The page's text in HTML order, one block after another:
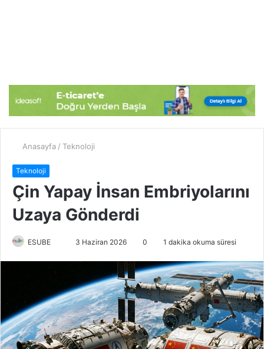
Anasayfa / Teknoloji
Teknoloji
Çin Yapay İnsan Embriyolarını
Uzaya Gönderdi
ESUBE
-
p
o
s
3 Haziran 2026 0 1 dakika okuma süresi